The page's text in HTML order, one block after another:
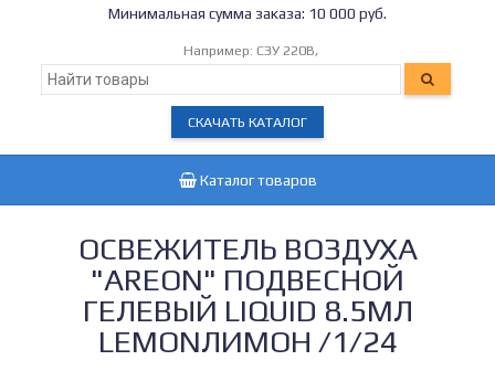
Минимальная сумма заказа: 10 000 руб.
Например: СЗУ 220В,
СКАЧАТЬ КАТАЛОГ
Каталог товаров
ОСВЕЖИТЕЛЬ ВОЗДУХА
"АREON" ПОДВЕСНОЙ
ГЕЛЕВЫЙ LIQUID 8.5МЛ
LEMONЛИМОН /1/24